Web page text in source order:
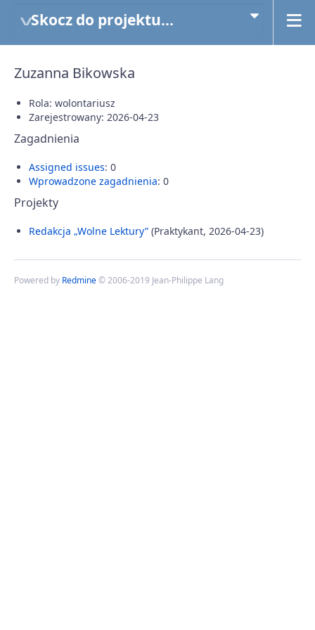
Skocz do projektu...
Zuzanna Bikowska
Rola: wolontariusz
Zarejestrowany: 2026-04-23
Zagadnienia
Assigned issues: 0
Wprowadzone zagadnienia: 0
Projekty
Redakcja „Wolne Lektury” (Praktykant, 2026-04-23)
Powered by Redmine© 2006-2019 Jean-Philippe Lang